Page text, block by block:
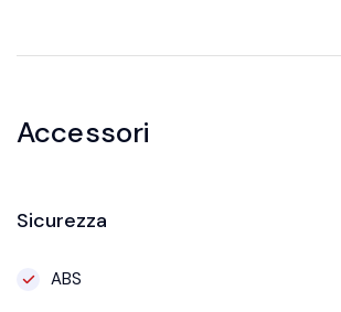
Accessori
Sicurezza
ABS